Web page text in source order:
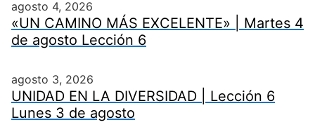
agosto 4, 2026
«UN CAMINO MÁS EXCELENTE» | Martes 4
de agosto Lección 6
agosto 3, 2026
UNIDAD EN LA DIVERSIDAD | Lección 6
Lunes 3 de agosto